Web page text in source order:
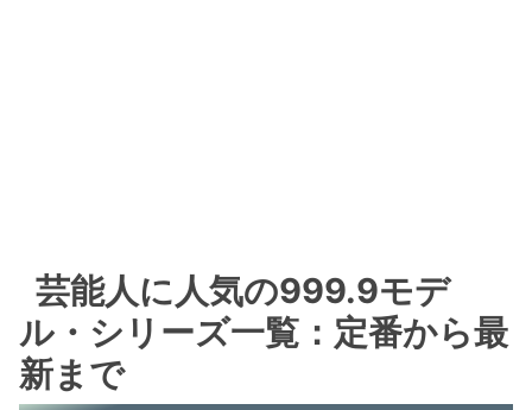
芸能人に人気の999.9モデ
ル・シリーズ一覧：定番から最
新まで